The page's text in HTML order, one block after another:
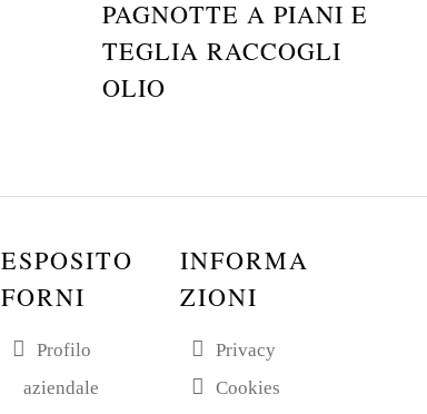
PAGNOTTE A PIANI E
TEGLIA RACCOGLI
OLIO
ESPOSITO
FORNI
Profilo
aziendale
INFORMA
ZIONI
Privacy
Cookies